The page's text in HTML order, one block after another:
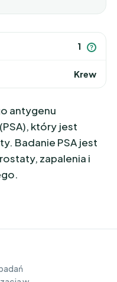
1 ?
Krew
antygenu
który jest
Badanie PSA jest
zapalenia i